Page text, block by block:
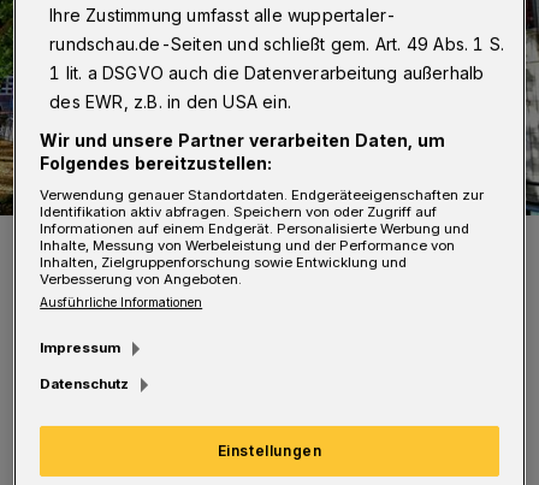
Die Nordstadt.
Foto: Achim Otto
Die bunte Mischung der Kulturen, Künstler
neben Arbeitern, Professoren, Lehrern und
Ihre Zustimmung umfasst alle wuppertaler-
rundschau.de-Seiten und schließt gem. Art. 49 Abs. 1 S.
1 lit. a DSGVO auch die Datenverarbeitung außerhalb
des EWR, z.B. in den USA ein.
Wir und unsere Partner verarbeiten Daten, um
Folgendes bereitzustellen:
Verwendung genauer Standortdaten. Endgeräteeigenschaften zur
Identifikation aktiv abfragen. Speichern von oder Zugriff auf
Informationen auf einem Endgerät. Personalisierte Werbung und
Inhalte, Messung von Werbeleistung und der Performance von
Inhalten, Zielgruppenforschung sowie Entwicklung und
Verbesserung von Angeboten.
Ausführliche Informationen
Impressum
Datenschutz
Einstellungen